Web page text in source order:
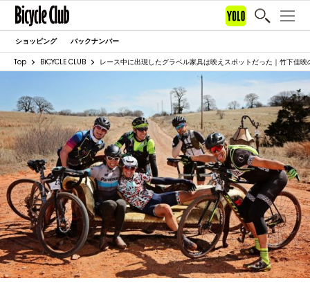
ショッピング バックナンバー
Top BiCYCLE CLUB レース中に出現したグラベル家具は映えスポットだった｜竹下佳